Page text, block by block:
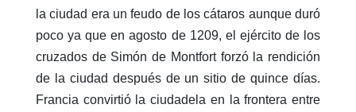
la ciudad era un feudo de los cátaros aunque duró
poco ya que en agosto de 1209, el ejército de los
cruzados de Simón de Montfort forzó la rendición
de la ciudad después de un sitio de quince días.
Francia convirtió la ciudadela en la frontera entre